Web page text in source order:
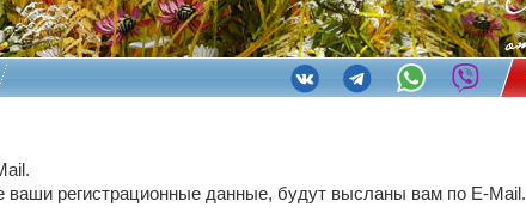
ваши регистрационные данные, будут высланы вам по E-Mail.